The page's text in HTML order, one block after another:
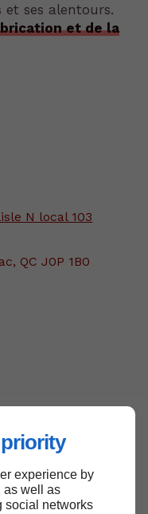
experience by
as well as
social networks
N local 103
QC J0P 1B0
et ses alentours.
et de la